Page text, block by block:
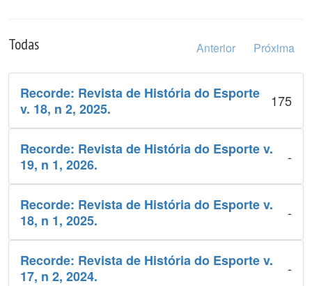
Todas Anterior Próxima
Recorde: Revista de História do Esporte
v. 18, n 2, 2025.
175
Recorde: Revista de História do Esporte v.
19, n 1, 2026.
-
Recorde: Revista de História do Esporte v.
18, n 1, 2025.
-
Recorde: Revista de História do Esporte v.
17, n 2, 2024.
-